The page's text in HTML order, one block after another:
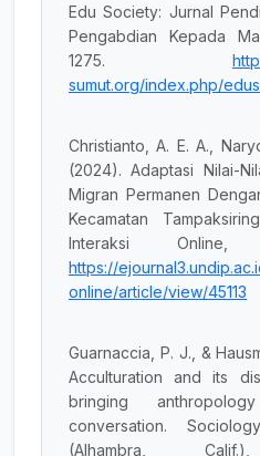
Edu Society: Jurnal
Pengabdian Kepada
1275.
sumut.org/index.php/
Christianto, A. E. A.,
(2024). Adaptasi Nilai-
Migran Permanen
Kecamatan
Interaksi Online,
https://
online/article/view/45113
Guarnaccia, P. J., &
Acculturation and its
bringing
conversation.
(Alhambra,